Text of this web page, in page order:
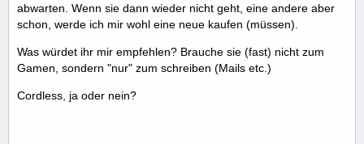
abwarten. Wenn sie dann wieder nicht geht, eine andere aber
schon, werde ich mir wohl eine neue kaufen (müssen).
Was würdet ihr mir empfehlen? Brauche sie (fast) nicht zum
Gamen, sondern "nur" zum schreiben (Mails etc.)
Cordless, ja oder nein?